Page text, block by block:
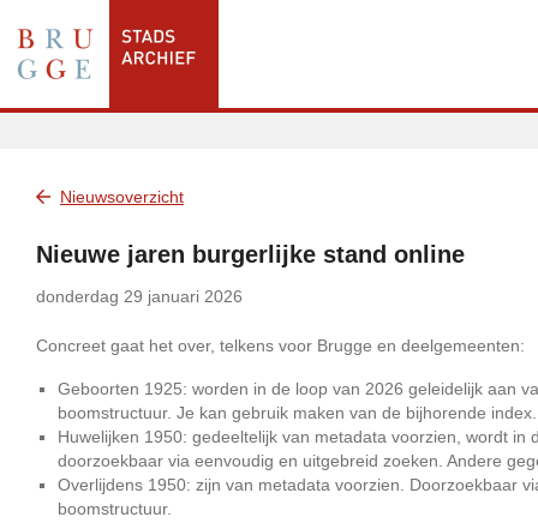
Nieuwsoverzicht
Nieuwe jaren burgerlijke stand online
donderdag 29 januari 2026
Concreet gaat het over, telkens voor Brugge en deelgemeenten:
Geboorten 1925: worden in de loop van 2026 geleidelijk aan
boomstructuur. Je kan gebruik maken van de bijhorende index.
Huwelijken 1950: gedeeltelijk van metadata voorzien, wordt
doorzoekbaar via eenvoudig en uitgebreid zoeken. Andere
Overlijdens 1950: zijn van metadata voorzien. Doorzoekbaar
boomstructuur.